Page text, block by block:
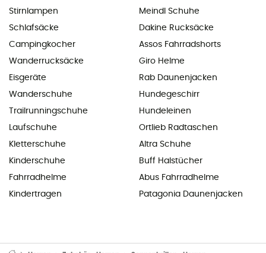
Stirnlampen
Schlafsäcke
Campingkocher
Wanderrucksäcke
Eisgeräte
Wanderschuhe
Trailrunningschuhe
Laufschuhe
Kletterschuhe
Kinderschuhe
Fahrradhelme
Kindertragen
Meindl Schuhe
Dakine Rucksäcke
Assos Fahrradshorts
Giro Helme
Rab Daunenjacken
Hundegeschirr
Hundeleinen
Ortlieb Radtaschen
Altra Schuhe
Buff Halstücher
Abus Fahrradhelme
Patagonia Daunenjacken